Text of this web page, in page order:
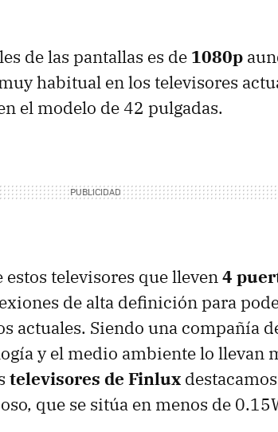
de las pantallas es de 1080p
habitual en los televisores
el modelo de 42 pulgadas.
televisores que lleven4
de alta definición para
actuales. Siendo una compañía
y el medio ambiente lo llevan
televisores de Finlux
que se sitúa en menos de